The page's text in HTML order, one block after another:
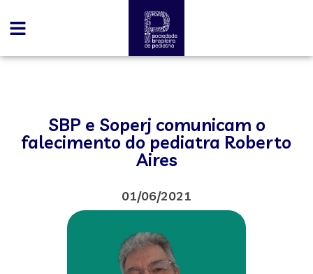
SBP e Soperj comunicam o
falecimento do pediatra Roberto
Aires
01/06/2021